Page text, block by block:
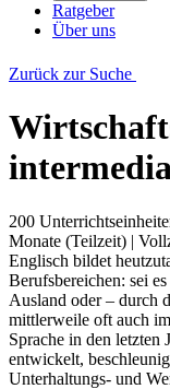
Ratgeber
Über uns
Zurück zur Suche
200
Monate (Teilzeit) |
Englisch bildet
Berufsbereichen: sei
Ausland oder – durch
mittlerweile oft auch
Sprache in den letzten
entwickelt,
Unterhaltungs- und